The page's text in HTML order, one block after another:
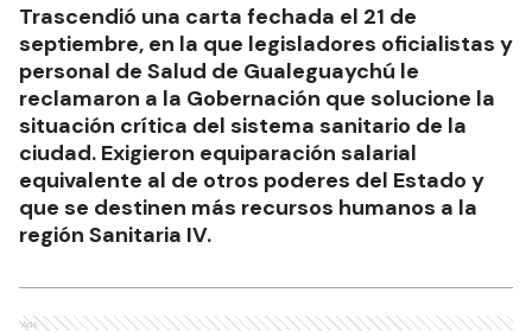
Trascendió una carta fechada el 21 de
septiembre, en la que legisladores oficialistas y
personal de Salud de Gualeguaychú le
reclamaron a la Gobernación que solucione la
situación crítica del sistema sanitario de la
ciudad. Exigieron equiparación salarial
equivalente al de otros poderes del Estado y
que se destinen más recursos humanos a la
región Sanitaria IV.
Ads